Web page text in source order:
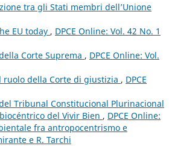
tra gli Stati membri dell’Unione
EU today , DPCE Online: Vol. 42 No. 1
Corte Suprema , DPCE Online: Vol.
della Corte di giustizia , DPCE
Tribunal Constitucional Plurinacional
del Vivir Bien , DPCE Online:
fra antropocentrismo e
e R. Tarchi